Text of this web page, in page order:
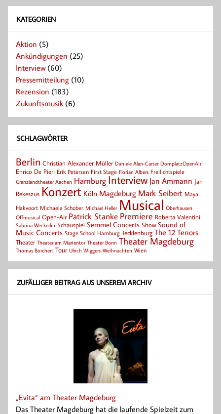
KATEGORIEN
Aktion (5)
Ankündigungen (25)
Interview(60)
Pressemitteilung (10)
Rezension (183)
Zukunftsmusik(6)
SCHLAGWÖRTER
Berlin Christian Alexander Müller Daniele Alan-Carter DomplatzOpenAir
Enrico De Pieri Erik Petersen First Stage Florian Albers Freilichtspiele
Grenzlandtheater Aachen Hamburg Interview Jan Ammann Jan
Rekeszus Konzert Köln Magdeburg Mark Seibert Maya
Hakvoort Michaela Schober Michael Heller Musical Oberhausen
Offmusical Open-Air Patrick Stanke Premiere Roberta Valentini
Sabrina Weckerlin Schauspiel Semmel Concerts Show Sound of
Music Concerts Stage School Hamburg Tecklenburg The 12 Tenors
Theater Theater am Marientor Theater Bonn Theater Magdeburg
Thomas Borchert Tour Ulrich Wiggers Weihnachten Wien
ZUFÄLLIGER BEITRAG AUS UNSEREM ARCHIV
„Evita“ am Theater Magdeburg
Das Theater Magdeburg hat die laufende Spielzeit zum